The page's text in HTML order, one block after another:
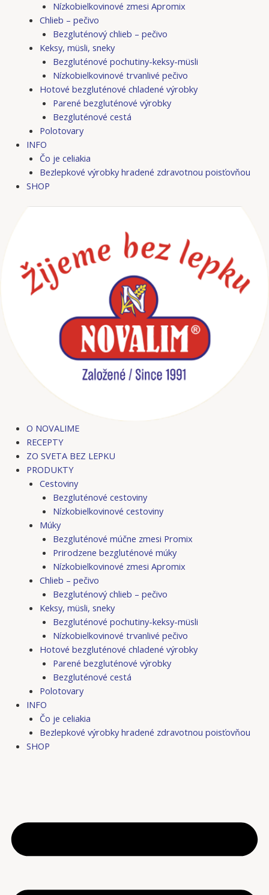
Nízkobielkovinové zmesi Apromix
Chlieb – pečivo
Bezgluténový chlieb – pečivo
Keksy, müsli, sneky
Bezgluténové pochutiny-keksy-müsli
Nízkobielkovinové trvanlivé pečivo
Hotové bezgluténové chladené výrobky
Parené bezgluténové výrobky
Bezgluténové cestá
Polotovary
INFO
Čo je celiakia
Bezlepkové výrobky hradené zdravotnou poisťovňou
SHOP
O NOVALIME
RECEPTY
ZO SVETA BEZ LEPKU
PRODUKTY
Cestoviny
Bezgluténové cestoviny
Nízkobielkovinové cestoviny
Múky
Bezgluténové múčne zmesi Promix
Prirodzene bezgluténové múky
Nízkobielkovinové zmesi Apromix
Chlieb – pečivo
Bezgluténový chlieb – pečivo
Keksy, müsli, sneky
Bezgluténové pochutiny-keksy-müsli
Nízkobielkovinové trvanlivé pečivo
Hotové bezgluténové chladené výrobky
Parené bezgluténové výrobky
Bezgluténové cestá
Polotovary
INFO
Čo je celiakia
Bezlepkové výrobky hradené zdravotnou poisťovňou
SHOP